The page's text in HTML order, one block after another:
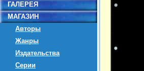
ГАЛЕРЕЯ
МАГАЗИН
Авторы
Жанры
Издательства
Серии